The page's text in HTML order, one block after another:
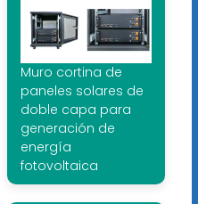
Muro cortina de
paneles solares de
doble capa para
generación de
energía
fotovoltaica